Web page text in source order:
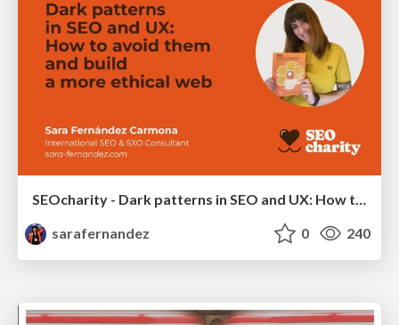
SEOcharity - Dark patterns in SEO and UX: How to avoid them and build a more ethical web
sarafernandez
0 240